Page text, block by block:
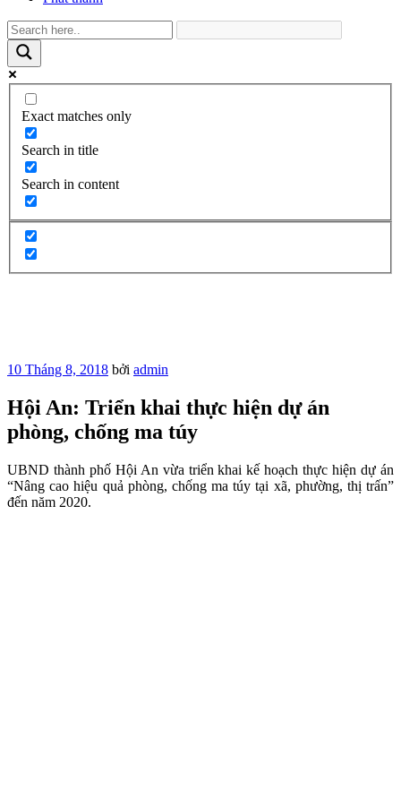
Exact matches only
Search in title
Search in content
Đăng
10 Tháng 8, 2018 bởi admin
Hội An: Triển khai thực hiện dự án
phòng, chống ma túy
UBND thành phố Hội An vừa triển khai kế hoạch thực hiện dự án
“Nâng cao hiệu quả phòng, chống ma túy tại xã, phường, thị trấn”
đến năm 2020.